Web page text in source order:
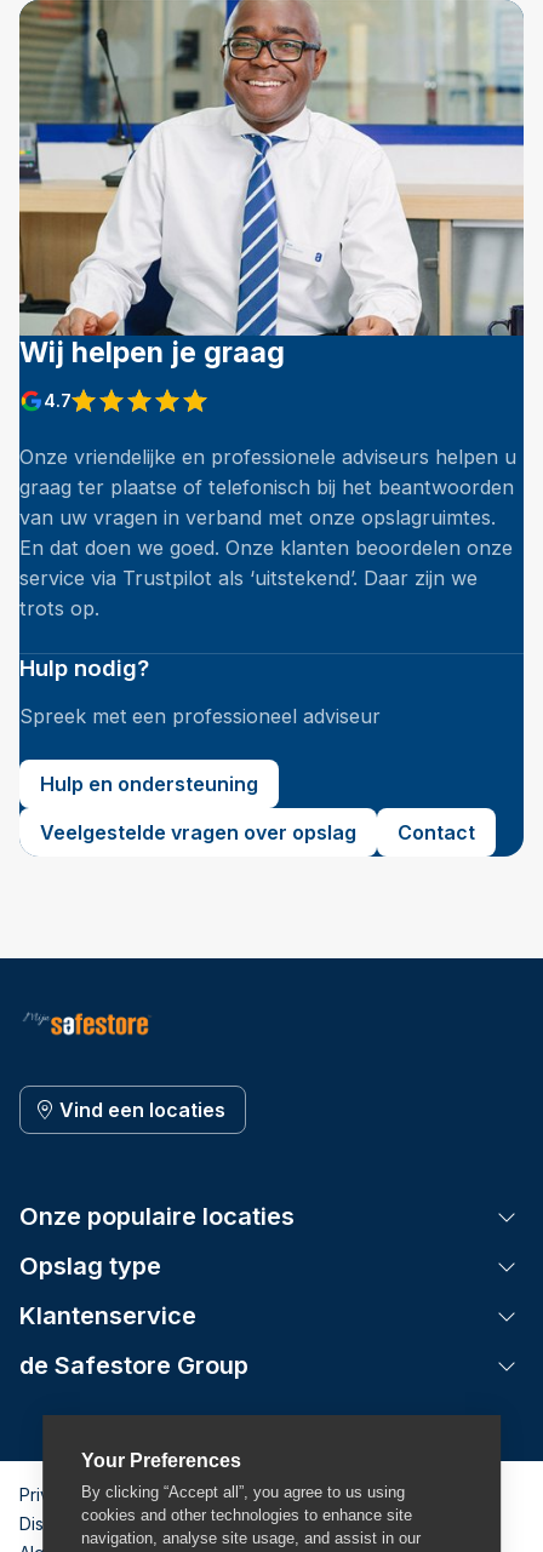
Your Preferences
By clicking “Accept all”, you agree to us using
cookies and other technologies to enhance site
navigation, analyse site usage, and assist in our
Wij helpen je graag
4.7
Onze vriendelijke en professionele adviseurs helpen u
graag ter plaatse of telefonisch bij het beantwoorden
van uw vragen in verband met onze opslagruimtes.
En dat doen we goed. Onze klanten beoordelen onze
service via Trustpilot als ‘uitstekend’. Daar zijn we
trots op.
Hulp nodig?
Spreek met een professioneel adviseur
Hulp en ondersteuning
Veelgestelde vragen over opslag
Contact
Vind een locaties
Onze populaire locaties
Opslag type
Klantenservice
de Safestore Group
Privacybeleid
Disclaimer